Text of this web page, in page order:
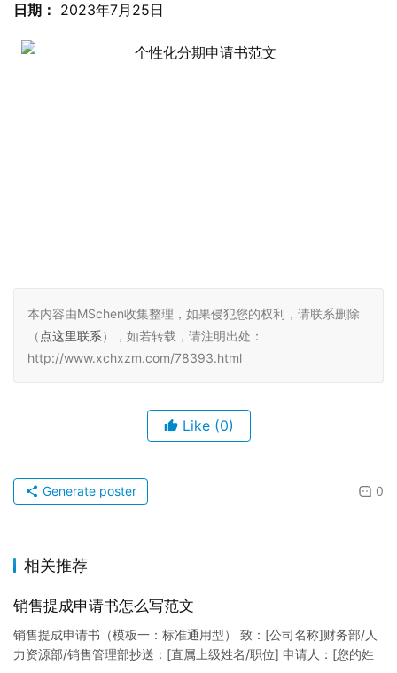
日期： 2023年7月25日
本内容由MSchen收集整理，如果侵犯您的权利，请联系删除
（ 点这里联系），如若转载，请注明出处：
http://www.xchxzm.com/78393.html
Like (0)
0
Generate poster
相关推荐
销售提成申请书怎么写范文
销售提成申请书（模板一：标准通用型） 致：[公司名称]财务部/人
力资源部/销售管理部抄送：[直属上级姓名/职位] 申请人：[您的姓